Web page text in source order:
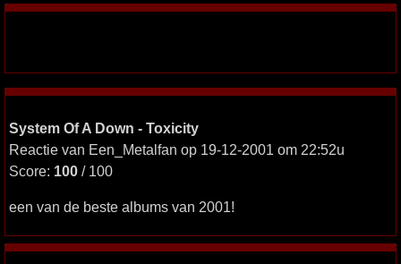
System Of A Down - Toxicity
Reactie van Een_Metalfan op 19-12-2001 om 22:52u
Score: 100 / 100
een van de beste albums van 2001!